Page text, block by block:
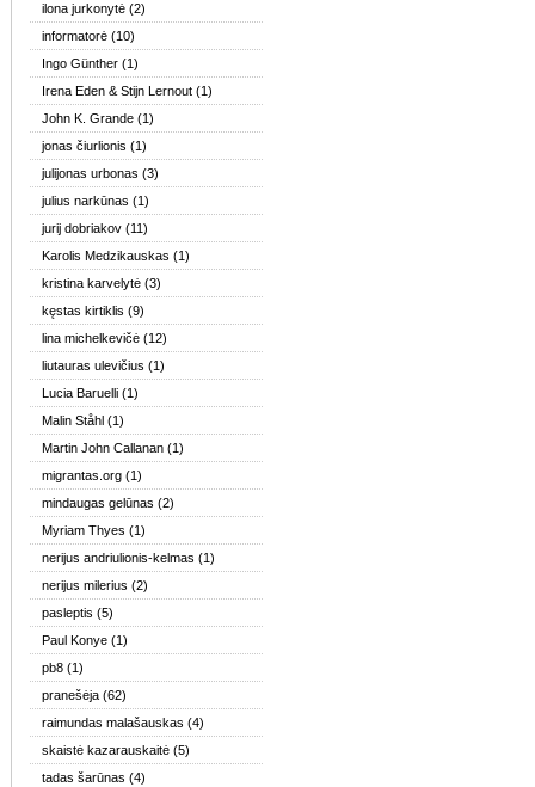
ilona jurkonytė (2)
informatorė (10)
Ingo Günther (1)
Irena Eden & Stijn Lernout (1)
John K. Grande (1)
jonas čiurlionis (1)
julijonas urbonas (3)
julius narkūnas (1)
jurij dobriakov (11)
Karolis Medzikauskas (1)
kristina karvelytė (3)
kęstas kirtiklis (9)
lina michelkevičė (12)
liutauras ulevičius (1)
Lucia Baruelli (1)
Malin Ståhl (1)
Martin John Callanan (1)
migrantas.org (1)
mindaugas gelūnas (2)
Myriam Thyes (1)
nerijus andriulionis-kelmas (1)
nerijus milerius (2)
pasleptis (5)
Paul Konye (1)
pb8 (1)
pranešėja (62)
raimundas malašauskas (4)
skaistė kazarauskaitė (5)
tadas šarūnas (4)